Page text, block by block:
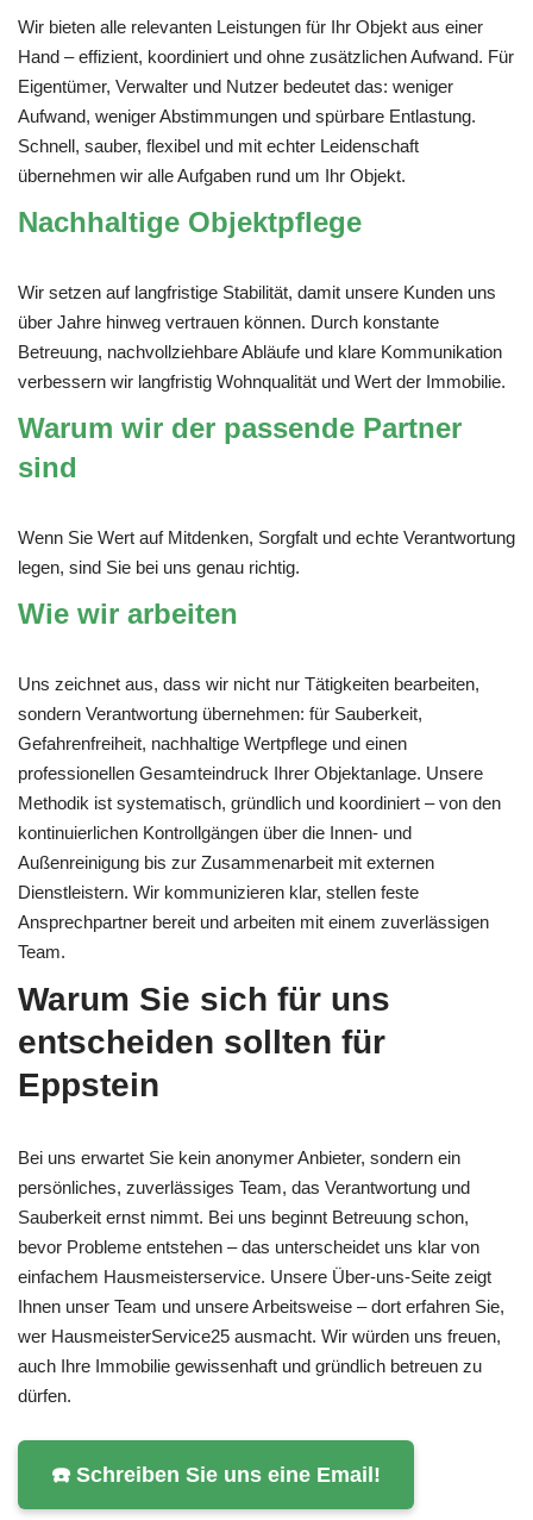
Wir bieten alle relevanten Leistungen für Ihr Objekt aus einer
Hand – effizient, koordiniert und ohne zusätzlichen Aufwand. Für
Eigentümer, Verwalter und Nutzer bedeutet das: weniger
Aufwand, weniger Abstimmungen und spürbare Entlastung.
Schnell, sauber, flexibel und mit echter Leidenschaft
übernehmen wir alle Aufgaben rund um Ihr Objekt.
Nachhaltige Objektpflege
Wir setzen auf langfristige Stabilität, damit unsere Kunden uns
über Jahre hinweg vertrauen können. Durch konstante
Betreuung, nachvollziehbare Abläufe und klare Kommunikation
verbessern wir langfristig Wohnqualität und Wert der Immobilie.
Warum wir der passende Partner
sind
Wenn Sie Wert auf Mitdenken, Sorgfalt und echte Verantwortung
legen, sind Sie bei uns genau richtig.
Wie wir arbeiten
Uns zeichnet aus, dass wir nicht nur Tätigkeiten bearbeiten,
sondern Verantwortung übernehmen: für Sauberkeit,
Gefahrenfreiheit, nachhaltige Wertpflege und einen
professionellen Gesamteindruck Ihrer Objektanlage. Unsere
Methodik ist systematisch, gründlich und koordiniert – von den
kontinuierlichen Kontrollgängen über die Innen- und
Außenreinigung bis zur Zusammenarbeit mit externen
Dienstleistern. Wir kommunizieren klar, stellen feste
Ansprechpartner bereit und arbeiten mit einem zuverlässigen
Team.
Warum Sie sich für uns
entscheiden sollten für
Eppstein
Bei uns erwartet Sie kein anonymer Anbieter, sondern ein
persönliches, zuverlässiges Team, das Verantwortung und
Sauberkeit ernst nimmt. Bei uns beginnt Betreuung schon,
bevor Probleme entstehen – das unterscheidet uns klar von
einfachem Hausmeisterservice. Unsere Über-uns-Seite zeigt
Ihnen unser Team und unsere Arbeitsweise – dort erfahren Sie,
wer HausmeisterService25 ausmacht. Wir würden uns freuen,
auch Ihre Immobilie gewissenhaft und gründlich betreuen zu
dürfen.
☎️ Schreiben Sie uns eine Email!